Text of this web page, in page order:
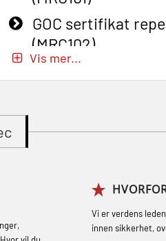
GOC sertifikat
(MRC102)
Grunnkurs
Vis mer...
Vi er verdens
innen sikkerhet,